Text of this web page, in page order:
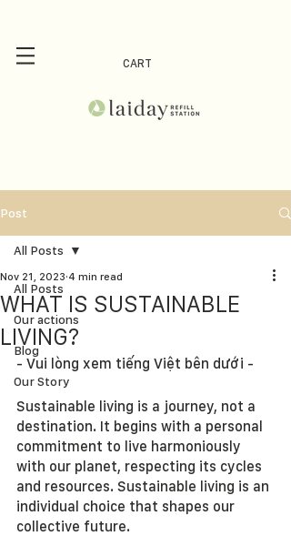
CART
Post
All Posts
Our actions
Blog
Our Story
All Posts
WHAT IS SUSTAINABLE
LIVING?
Nov 21, 2023 4 min read
- Vui lòng xem tiếng Việt bên dưới -
Sustainable living is a journey, not a
destination. It begins with a personal
commitment to live harmoniously
with our planet, respecting its cycles
and resources. Sustainable living is an
individual choice that shapes our
collective future.